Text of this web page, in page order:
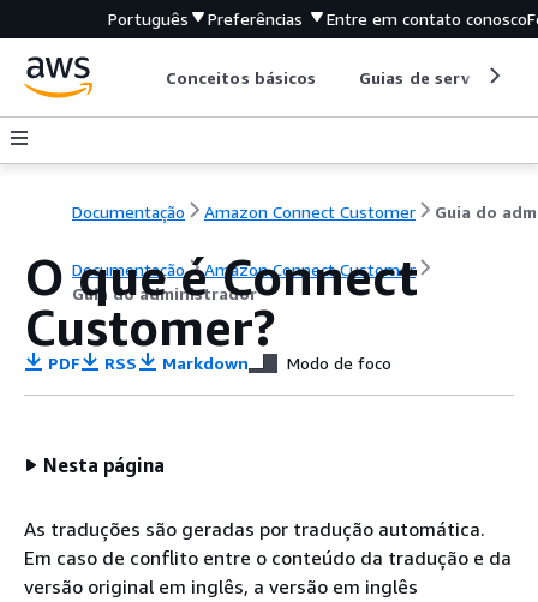
Português Preferências Entre em contato conosco
Conceitos básicos Guias de serviço
Documentação Amazon Connect Customer
Documentação
Amazon Connect Customer
Guia do administrador
O que é Connect
Customer?
PDF RSS Markdown Modo de foco
Nesta página
As traduções são geradas por tradução automática.
Em caso de conflito entre o conteúdo da tradução e da
versão original em inglês, a versão em inglês